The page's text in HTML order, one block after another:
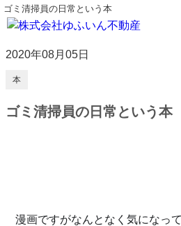
ゴミ清掃員の日常という本
2020年08月05日
本
ゴミ清掃員の日常という本
漫画ですがなんとなく気になっ